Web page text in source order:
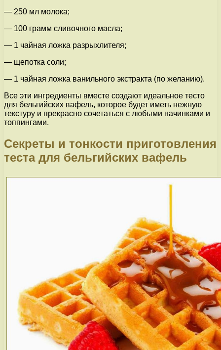
— 250 мл молока;
— 100 грамм сливочного масла;
— 1 чайная ложка разрыхлителя;
— щепотка соли;
— 1 чайная ложка ванильного экстракта (по желанию).
Все эти ингредиенты вместе создают идеальное тесто
для бельгийских вафель, которое будет иметь нежную
текстуру и прекрасно сочетаться с любыми начинками и
топпингами.
Секреты и тонкости приготовления
теста для бельгийских вафель